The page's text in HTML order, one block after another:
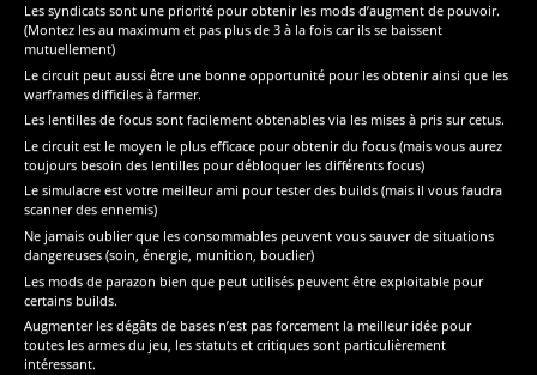
Les syndicats sont une priorité pour obtenir les mods d’augment de pouvoir.
(Montez les au maximum et pas plus de 3 à la fois car ils se baissent
mutuellement)
Le circuit peut aussi être une bonne opportunité pour les obtenir ainsi que les
warframes difficiles à farmer.
Les lentilles de focus sont facilement obtenables via les mises à pris sur cetus.
Le circuit est le moyen le plus efficace pour obtenir du focus (mais vous aurez
toujours besoin des lentilles pour débloquer les différents focus)
Le simulacre est votre meilleur ami pour tester des builds (mais il vous faudra
scanner des ennemis)
Ne jamais oublier que les consommables peuvent vous sauver de situations
dangereuses (soin, énergie, munition, bouclier)
Les mods de parazon bien que peut utilisés peuvent être exploitable pour
certains builds.
Augmenter les dégâts de bases n’est pas forcement la meilleur idée pour
toutes les armes du jeu, les statuts et critiques sont particulièrement
intéressant.